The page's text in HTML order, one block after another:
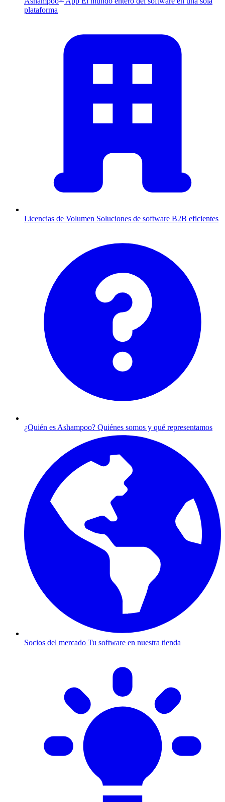
plataforma
Licencias de Volumen Soluciones de software B2B eficientes
¿Quién es Ashampoo? Quiénes somos y qué representamos
Socios del mercado Tu software en nuestra tienda